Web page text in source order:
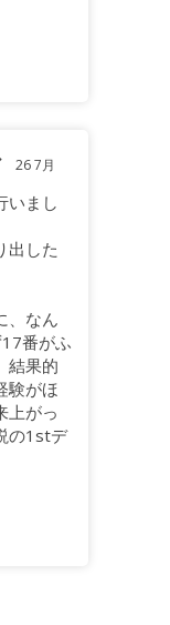
26 7月
いまし
出した
、なん
番がふ
結果的
験がほ
上がっ
の1stデ